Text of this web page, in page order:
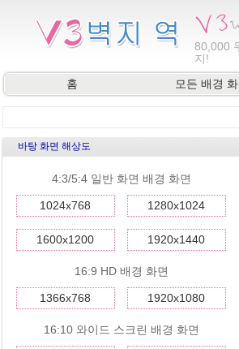
80,000
지!
홈
모든 배경
바탕 화면 해상도
4:3/5:4 일반 화면 배경 화면
1024x768 1280x1024
1600x1200 1920x1440
16:9 HD 배경 화면
1366x768 1920x1080
16:10 와이드 스크린 배경 화면